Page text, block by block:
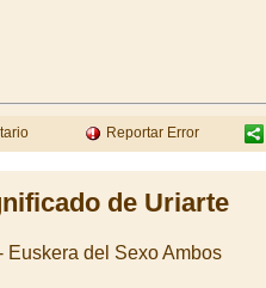
Reportar Error
de Uriarte
del Sexo Ambos